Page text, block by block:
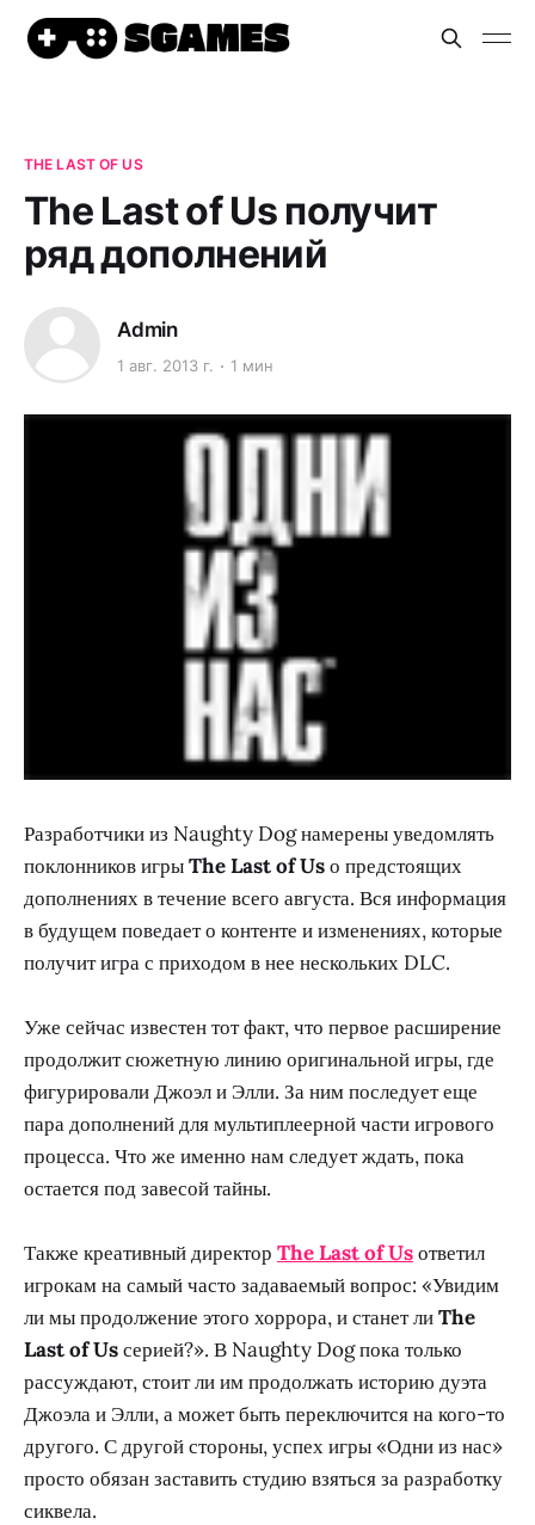
THE LAST OF US
The Last of Us получит
ряд дополнений
Admin
1 авг. 2013 г. 1 мин
Разработчики из Naughty Dog намерены уведомлять
поклонников игрыThe Last of Usо предстоящих
дополнениях в течение всего августа. Вся информация
в будущем поведает о контенте и изменениях, которые
получит игра с приходом в нее нескольких DLC.
Уже сейчас известен тот факт, что первое расширение
продолжит сюжетную линию оригинальной игры, где
фигурировали Джоэл и Элли. За ним последует еще
пара дополнений для мультиплеерной части игрового
процесса. Что же именно нам следует ждать, пока
остается под завесой тайны.
Также креативный директор The Last of Usответил
игрокам на самый часто задаваемый вопрос: «Увидим
ли мы продолжение этого хоррора, и станет лиThe
Last of Usсерией?». В Naughty Dog пока только
рассуждают, стоит ли им продолжать историю дуэта
Джоэла и Элли, а может быть переключится на кого-то
другого. С другой стороны, успех игры «Одни из нас»
просто обязан заставить студию взяться за разработку
сиквела.